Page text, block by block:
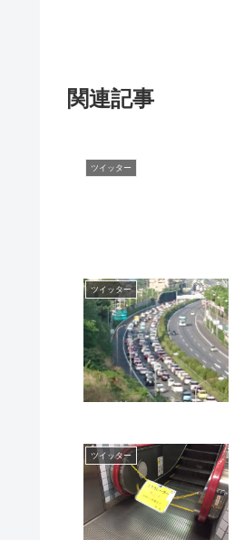
関連記事
ツイッター
ツイッター
ツイッター